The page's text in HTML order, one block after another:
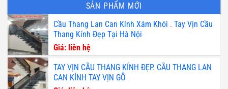
SẢN PHẨM MỚI
Cầu Thang Lan Can Kính Xám Khói . Tay Vịn Cầu
Thang Kính Đẹp Tại Hà Nội
Giá: liên hệ
TAY VỊN CẦU THANG KÍNH ĐẸP. CẦU THANG LAN
CAN KÍNH TAY VỊN GỖ